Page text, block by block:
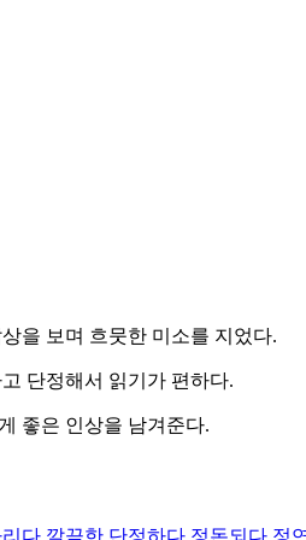
을 보며 흐뭇한 미소를 지었다.
단정해서 읽기가 편하다.
좋은 인상을 남겨준다.